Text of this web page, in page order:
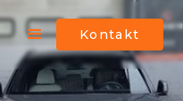
Kontakt